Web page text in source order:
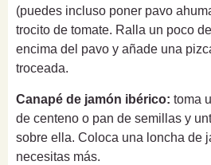
(puedes incluso poner pavo
trocito de tomate. Ralla un poco
encima del pavo y añade una
troceada.
Canapé de jamón ibérico: toma
de centeno o pan de semillas y
sobre ella. Coloca una loncha de
necesitas más.